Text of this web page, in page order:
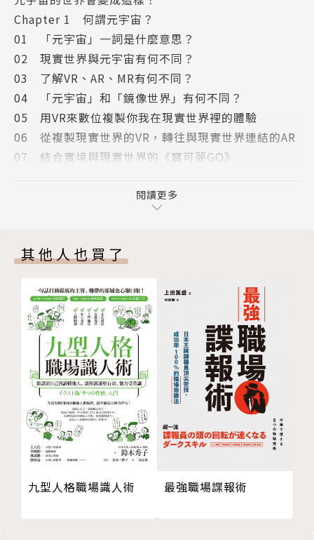
‧新時代的億萬富翁──元宇宙投資家
‧元宇宙可建立舒服的戀愛關係？
‧在元宇宙上發生「虛擬犯罪」的風險
「元宇宙」一詞是由「meta」（超越），和「univer
se」（宇宙）所組成，這是一個由虛擬實境（VR）、
擴增現實（AR）、混合現實（MR）等技術所構建而成
的數位世界。人們可以利用新科技在元宇宙與其他人互
戲的大受歡迎，例如：《刀劍神域》、《要塞英雄》、
概念是將虛擬與現實融合，讓我們能夠在一個無限可能
的虛擬空間中展開冒險。
人們也對於新興的經濟領域「元宇宙」充滿了期待，甚
至可以購物、投資和經營。光是Facebook改名為「M
eta」等相關動態顯示，該領域正在經歷行業重組的大
革命！
只需花費一小時，透過本書78個概念，快速了解元宇
產業、職業的介紹及生活應用。理解被視為本世紀最大
Chapter 1 何謂元宇宙？
01 「元宇宙」一詞是什麼意思？
02 現實世界與元宇宙有何不同？
03 了解VR、AR、MR有何不同？
04 「元宇宙」和「鏡像世界」有何不同？
05 用VR來數位複製你我在現實世界裡的體驗
06 從複製現實世界的VR，轉往與現實世界連結的AR
07 結合實境與現實世界的《寶可夢GO》
09 讓元宇宙更有深度的「虛擬替身」
10 可透過虛擬替身展現 個人特色
12 「元宇宙＝遊戲世界」這個認知是錯的
14 《刀劍神域》就是元宇宙的世界
15 《電腦線圈》指出了擬真實境普及後的世界
16 「虛擬實境＝有別於實境的另一個世界」是日本
的強項
17 在社群網站上包圍你我的「同溫層」是什麼？
18 在社群網站的延伸上尋求發展的元宇宙
19 以「多重宇宙」滿足多元需求
20 人工智慧的進步，帶動了元宇宙的發展
21 5G的普及，讓元宇宙更貼近你我的生活
動向而改變的電影」
閱讀更多
其他人也買了
九型人格職場識人術 最強職場諜報術